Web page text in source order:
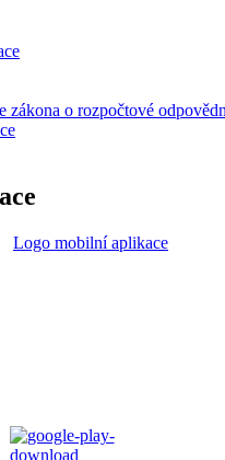
zákona o rozpočtové